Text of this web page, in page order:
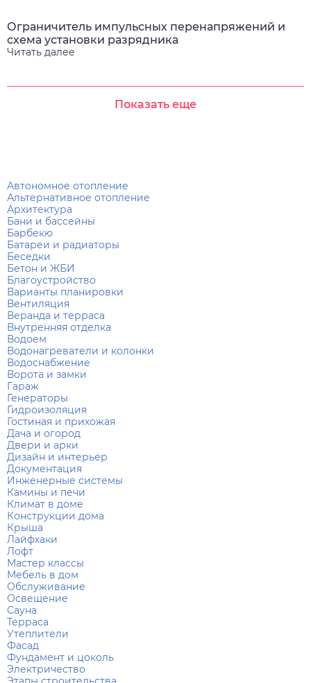
Ограничитель импульсных перенапряжений и
схема установки разрядника
Читать далее
Показать еще
Автономное отопление
Альтернативное отопление
Архитектура
Бани и бассейны
Барбекю
Батареи и радиаторы
Беседки
Бетон и ЖБИ
Благоустройство
Варианты планировки
Вентиляция
Веранда и терраса
Внутренняя отделка
Водоем
Водонагреватели и колонки
Водоснабжение
Ворота и замки
Гараж
Генераторы
Гидроизоляция
Гостиная и прихожая
Дача и огород
Двери и арки
Дизайн и интерьер
Документация
Инженерные системы
Камины и печи
Климат в доме
Конструкции дома
Крыша
Лайфхаки
Лофт
Мастер классы
Мебель в дом
Обслуживание
Освещение
Сауна
Терраса
Утеплители
Фасад
Фундамент и цоколь
Электричество